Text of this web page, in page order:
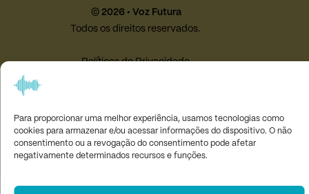
Para proporcionar uma melhor experiência, usamos tecnologias como
cookies para armazenar e/ou acessar informações do dispositivo. O não
consentimento ou a revogação do consentimento pode afetar
negativamente determinados recursos e funções.
© 2026 • Voz Futura
Todos os direitos reservados.
Políticas de Privacidade
Studio Maximina